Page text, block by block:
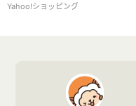
Yahoo!ショッピング